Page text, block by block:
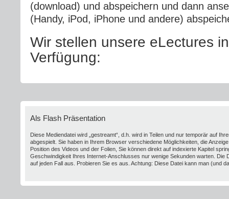
(download) und abspeichern und dann
(Handy, iPod, iPhone und andere)
Wir stellen unsere eLectures
Verfügung:
Als Flash Präsentation
Diese Mediendatei wird „gestreamt“, d.h. wird in Teilen und nur temporär auf
abgespielt. Sie haben in Ihrem Browser verschiedene Möglichkeiten, die
Position des Videos und der Folien, Sie können direkt auf indexierte Kapitel
Geschwindigkeit Ihres Internet-Anschlusses nur wenige Sekunden warten.
auf jeden Fall aus. Probieren Sie es aus. Achtung: Diese Datei kann man (und